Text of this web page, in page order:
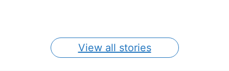
View all stories